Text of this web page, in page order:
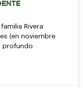
Rivera
(en noviembre
profundo